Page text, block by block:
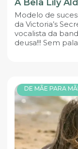
A Bela Lily
Modelo de
da Victoria’s
vocalista da
deusa!!! Sem
DE MÃE PARA